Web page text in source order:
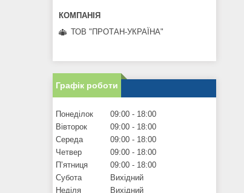
ТОВ "ПРОТАН-УКРАЇНА"
Графік роботи
Понеділок 09:00
18:00
Вівторок
09:00
18:00
Середа
09:00
18:00
Четвер
09:00
18:00
Пʼятниця
09:00
18:00
Субота
Вихідний
Неділя
Вихідний